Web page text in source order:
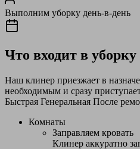
Выполним уборку день-в-день
Что входит в уборку
Наш клинер приезжает в
необходимым и сразу
Быстрая Генеральная После
Комнаты
Заправляем кровать
Клинер аккуратно